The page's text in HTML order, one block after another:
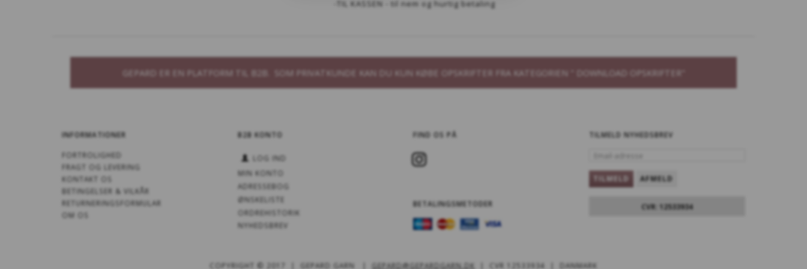
-TIL KASSEN - til nem og hurtig betaling
GEPARD ER EN PLATFORM TIL B2B. SOM PRIVATKUNDE KAN DU KUN KØBE OPSKRIFTER FRA KATEGORIEN " DOWNLOAD OPSKRIFTER"
INFORMATIONER
FORTROLIGHED
FRAGT OG LEVERING
KONTAKT OS
BETINGELSER & VILKÅR
RETURNERINGSFORMULAR
OM OS
B2B KONTO
LOG IND
MIN KONTO
ADRESSEBOG
ØNSKELISTE
ORDREHISTORIK
NYHEDSBREV
FIND OS PÅ
BETALINGSMETODER
TILMELD NYHEDSBREV
TILMELD AFMELD
CVR: 12533934
COPYRIGHT © 2017 | GEPARD GARN | GEPARD@GEPARDGARN.DK | CVR 12533934 | DANMARK